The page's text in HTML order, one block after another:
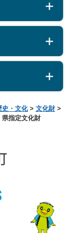
史・文化 > 文化財>
県指定文化財